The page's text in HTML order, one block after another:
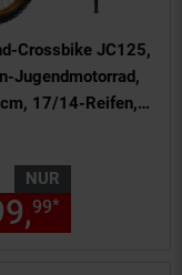
Crossbike JC125,
Jugendmotorrad,
17/14-Reifen,
NUR
99*